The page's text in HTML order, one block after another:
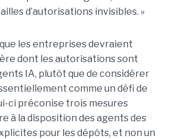
d’autorisations invisibles. »
les entreprises devraient
dont les autorisations sont
IA, plutôt que de considérer
comme un défi de
ci préconise trois mesures
à la disposition des agents des
pour les dépôts, et non un